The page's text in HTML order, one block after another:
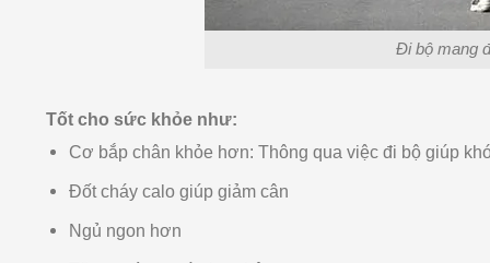
Đi bộ mang
Tốt cho sức khỏe như:
Cơ bắp chân khỏe hơn: Thông qua việc đi bộ giúp
Đốt cháy calo giúp giảm cân
Ngủ ngon hơn